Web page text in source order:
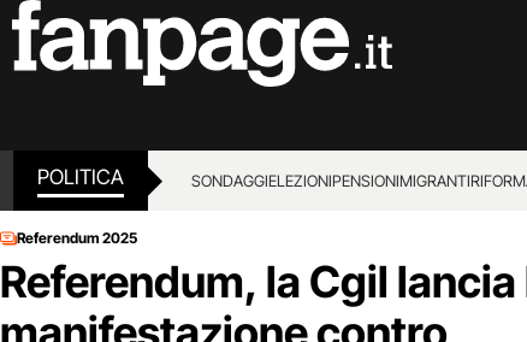
POLITICA SONDAGGIELEZIONIPENSIONIMIGRANTI
Referendum 2025
Referendum, la Cgil lancia